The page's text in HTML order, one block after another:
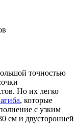
точностью
Но их легко
, которые
с узким
см и двусторонней